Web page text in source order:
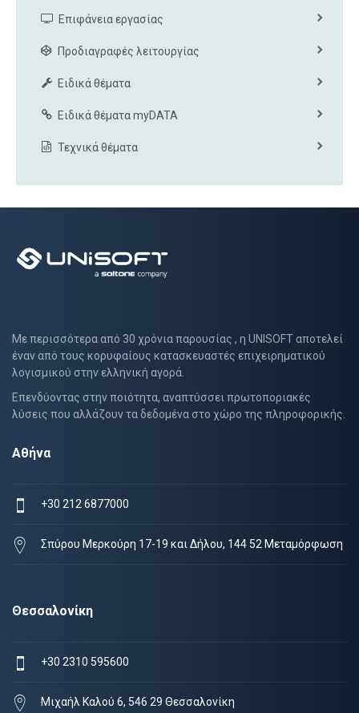
Επιφάνεια εργασίας
Προδιαγραφές λειτουργίας
Ειδικά θέματα
Ειδικά θέματα myDATA
Τεχνικά θέματα
Με περισσότερα από 30 χρόνια παρουσίας , η UNISOFT αποτελεί
έναν από τους κορυφαίους κατασκευαστές επιχειρηματικού
λογισμικού στην ελληνική αγορά.
Επενδύοντας στην ποιότητα, αναπτύσσει πρωτοποριακές
λύσεις που αλλάζουν τα δεδομένα στο χώρο της πληροφορικής.
Αθήνα
+30 212 6877000
Σπύρου Μερκούρη 17-19 και Δήλου, 144 52 Μεταμόρφωση
Θεσσαλονίκη
+30 2310 595600
Μιχαήλ Καλού 6, 546 29 Θεσσαλονίκη